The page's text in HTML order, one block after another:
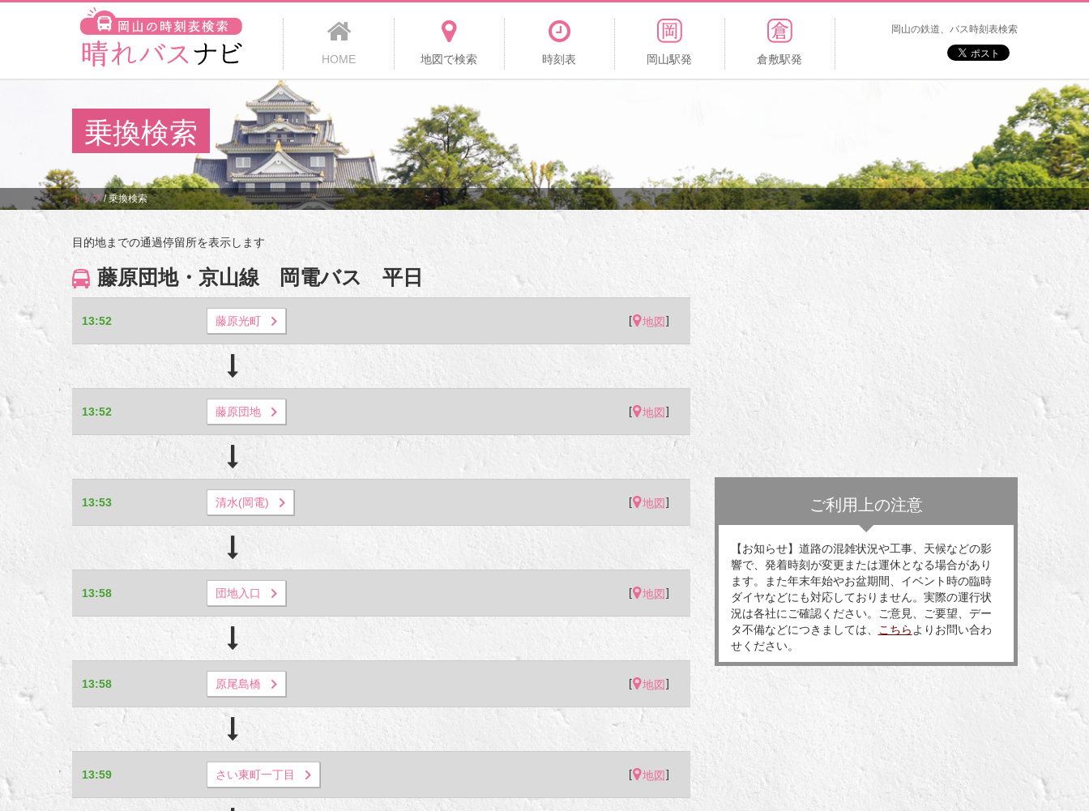
HOME 地図で検索 時刻表 岡山駅発 倉敷駅発
岡山の鉄道、バス時刻表検索
乗換検索
トップ/乗換検索
目的地までの通過停留所を表示します
藤原団地・京山線 岡電バス 平日
13:52 藤原光町 [ 地図]
13:52 藤原団地 [ 地図]
13:53 清水(岡電) [ 地図]
13:58 団地入口 [ 地図]
13:58 原尾島橋 [ 地図]
13:59 さい東町一丁目 [ 地図]
ご利用上の注意
【お知らせ】道路の混雑状況や工事、天候などの影
響で、発着時刻が変更または運休となる場合があり
ます。また年末年始やお盆期間、イベント時の臨時
ダイヤなどにも対応しておりません。実際の運行状
況は各社にご確認ください。ご意見、ご要望、デー
タ不備などにつきましては、
こちら よりお問い合わ
せください。